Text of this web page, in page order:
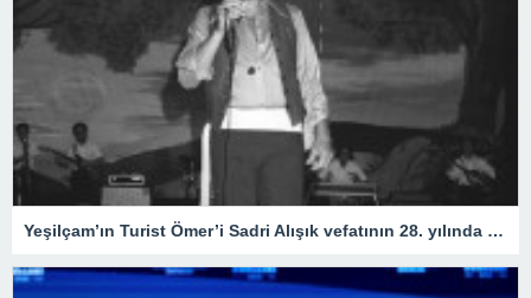
Yeşilçam’ın Turist Ömer’i Sadri Alışık vefatının 28. yılında anılıyor